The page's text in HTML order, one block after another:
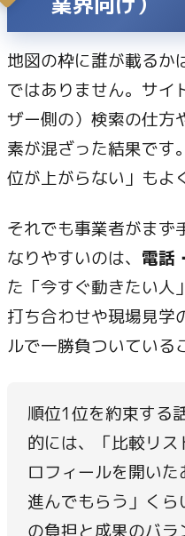
地図の枠に誰が載るか
ではありません。サイ
ザー側の）検索の仕方
素が混ざった結果です
位が上がらない」もよ
それでも事業者がまず
なりやすいのは、 電話
た「今すぐ動きたい人
打ち合わせや現場見学
ルで一勝負ついている
順位1位を約束する
的には、「比較リ
ロフィールを開い
進んでもらう」く
の負担と成果のバラ